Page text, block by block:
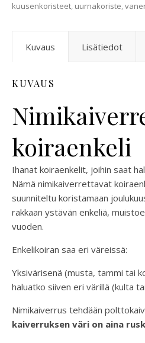
kuusenkoristeet, uurnakoriste,
Kuvaus Lisätiedot
KUVAUS
koiraenkeli
Ihanat koiraenkelit, joihin saat
Nämä nimikaiverrettavat
suunniteltu koristamaan
rakkaan ystävän enkeliä,
vuoden.
Enkelikoiran saa eri väreissä:
Yksivärisenä (musta, tammi tai
haluatko siiven eri värillä (kulta
Nimikaiverrus tehdään
kaiverruksen väri on aina